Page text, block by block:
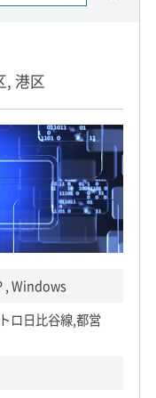
, 港区
, Windows
ロ日比谷線,都営